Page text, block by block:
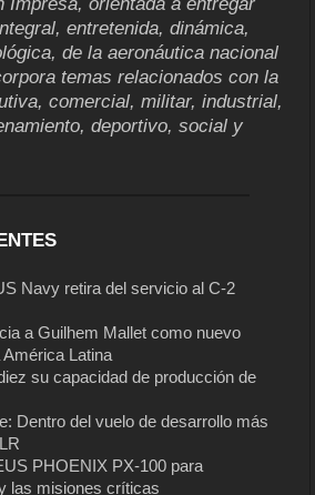
entretenida, dinámica,
de la aeronáutica nacional
temas relacionados con la
comercial, militar, industrial,
deportivo, social y
Navy retira del servicio al C-2
a Guilhem Mallet como nuevo
Latina
su capacidad de producción de
Dentro del vuelo de desarrollo más
PHOENIX PX-100 para
las misiones críticas